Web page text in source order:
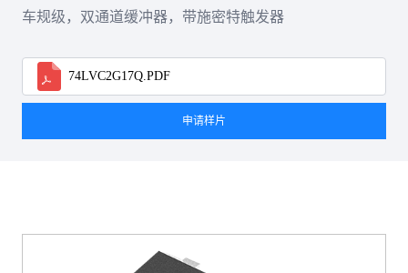
车规级，双通道缓冲器，带施密特触发器
74LVC2G17Q.PDF
申请样片